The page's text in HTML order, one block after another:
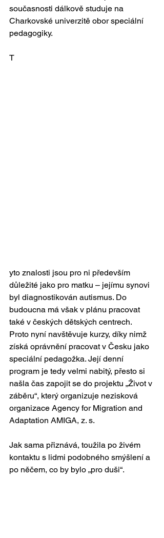
současnosti dálkově studuje na
Charkovské univerzitě obor speciální
pedagogiky.
T
yto znalosti jsou pro ni především
důležité jako pro matku – jejímu synovi
byl diagnostikován autismus. Do
budoucna má však v plánu pracovat
také v českých dětských centrech.
Proto nyní navštěvuje kurzy, díky nimž
získá oprávnění pracovat v Česku jako
speciální pedagožka. Její denní
program je tedy velmi nabitý, přesto si
našla čas zapojit se do projektu „Život v
záběru“, který organizuje nezisková
organizace Agency for Migration and
Adaptation AMIGA, z. s.
Jak sama přiznává, toužila po živém
kontaktu s lidmi podobného smýšlení a
po něčem, co by bylo „pro duši“.